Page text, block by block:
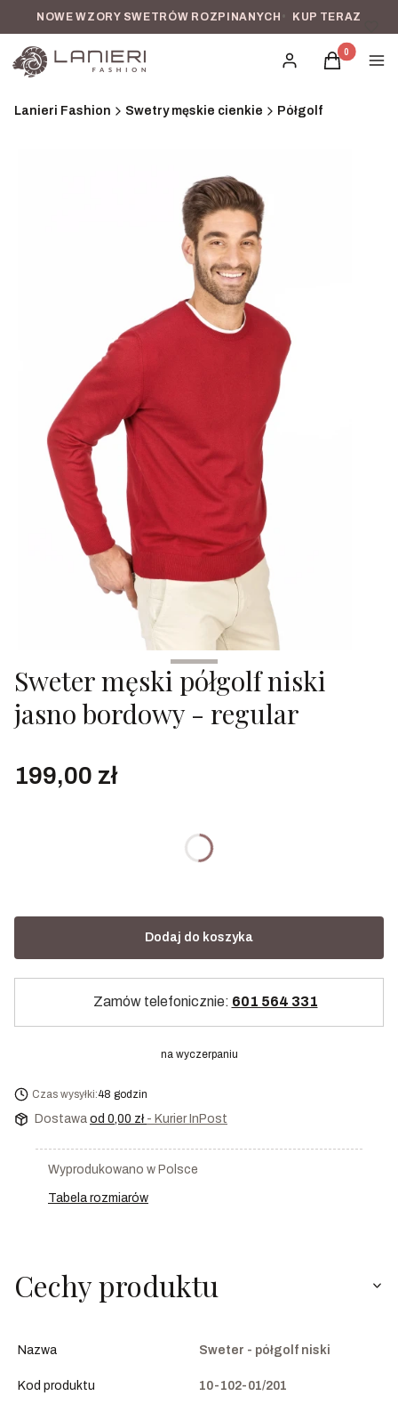
NOWE WZORY SWETRÓW ROZPINANYCH • KUP TERAZ
Zaloguj sięProdukty w
Koszyk Menu
Lanieri Fashion Swetry męskie cienkie Półgolf
Sweter męski półgolf niski
jasno bordowy - regular
Cena
199,00 zł
Dodaj do koszyka
Zamów telefonicznie: 601 564 331
na wyczerpaniu
Czas wysyłki:48 godzin
Dostawa od 0,00 zł - Kurier InPost
Wyprodukowano w Polsce
Tabela rozmiarów
Cechy produktu
Nazwa Sweter - półgolf niski
Kod produktu 10-102-01/201